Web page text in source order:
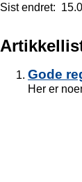
Sist endret
Gode
Her er